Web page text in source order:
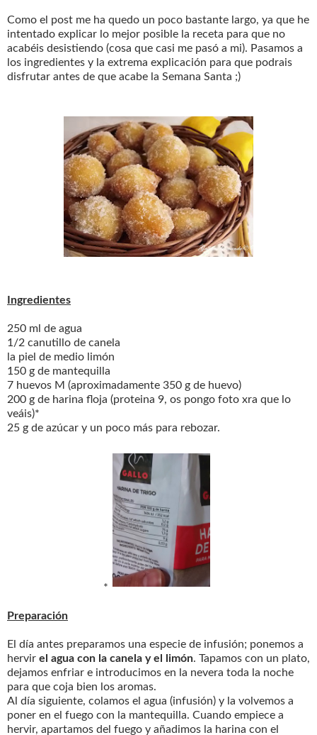
Como el post me ha quedo un poco bastante largo, ya que he
intentado explicar lo mejor posible la receta para que no
acabéis desistiendo (cosa que casi me pasó a mi). Pasamos a
los ingredientes y la extrema explicación para que podrais
disfrutar antes de que acabe la Semana Santa ;)
Ingredientes
250 ml de agua
1/2 canutillo de canela
la piel de medio limón
150 g de mantequilla
7 huevos M (aproximadamente 350 g de huevo)
200 g de harina floja (proteina 9, os pongo foto xra que lo
veáis)*
25 g de azúcar y un poco más para rebozar.
*
Preparación
El día antes preparamos una especie de infusión; ponemos a
hervir el agua con la canela y el limón. Tapamos con un plato,
dejamos enfriar e introducimos en la nevera toda la noche
para que coja bien los aromas.
Al día siguiente, colamos el agua (infusión) y la volvemos a
poner en el fuego con la mantequilla. Cuando empiece a
hervir, apartamos del fuego y añadimos la harina con el